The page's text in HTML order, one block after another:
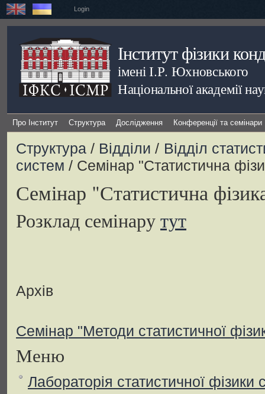
Login
Інститут фізики
імені І.Р. Юхновського
Національної академії
Про Інститут Структура Дослідження Конференції та семінари
Структура / Відділи / Відділ
систем / Семінар "Статистична
Семінар "Статистична
Розклад семінарутут
Архів
Семінар "Методи статистичної
Меню
Лабораторія статистичної